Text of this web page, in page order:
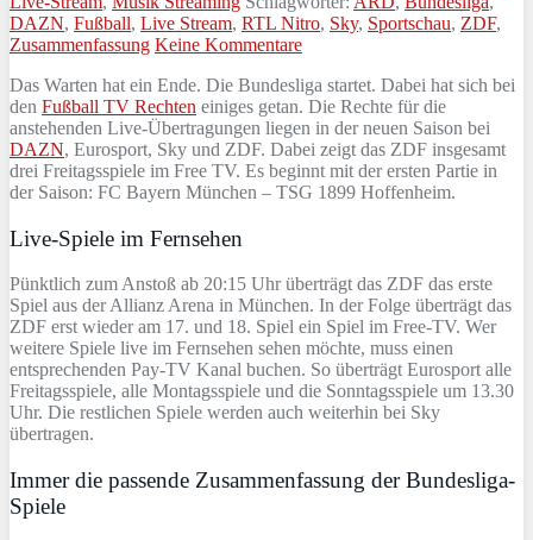
DAZN, Fußball, Live Stream, RTL Nitro, Sky, Sportschau, ZDF,
Zusammenfassung Keine Kommentare
Das Warten hat ein Ende. Die Bundesliga startet. Dabei hat sich bei
den Fußball TV Rechten einiges getan. Die Rechte für die
anstehenden Live-Übertragungen liegen in der neuen Saison bei
DAZN, Eurosport, Sky und ZDF. Dabei zeigt das ZDF insgesamt
drei Freitagsspiele im Free TV. Es beginnt mit der ersten Partie in
der Saison: FC Bayern München – TSG 1899 Hoffenheim.
Live-Spiele im Fernsehen
Pünktlich zum Anstoß ab 20:15 Uhr überträgt das ZDF das erste
Spiel aus der Allianz Arena in München. In der Folge überträgt das
ZDF erst wieder am 17. und 18. Spiel ein Spiel im Free-TV. Wer
weitere Spiele live im Fernsehen sehen möchte, muss einen
entsprechenden Pay-TV Kanal buchen. So überträgt Eurosport alle
Freitagsspiele, alle Montagsspiele und die Sonntagsspiele um 13.30
Uhr. Die restlichen Spiele werden auch weiterhin bei Sky
übertragen.
Immer die passende Zusammenfassung der Bundesliga-
Spiele